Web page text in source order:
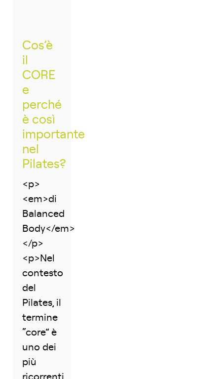
Cos’è
il
CORE
e
perché
è così
importante
nel
Pilates?
<p>
<em>di
Balanced
Body</em>
</p>
<p>Nel
contesto
del
Pilates, il
termine
“core” è
uno dei
più